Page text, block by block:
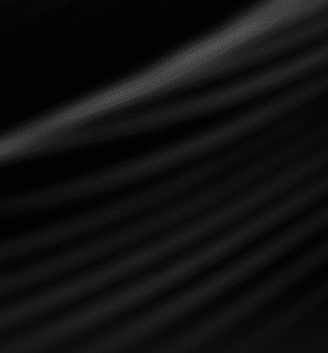
Dash
Solana
Polygon (POL)
Ethereum classic (ETC)
Cardano (ADA)
Bitcoin Cash
Bitcoin SV (BSV)
Arbitrum
Optimism (OP)